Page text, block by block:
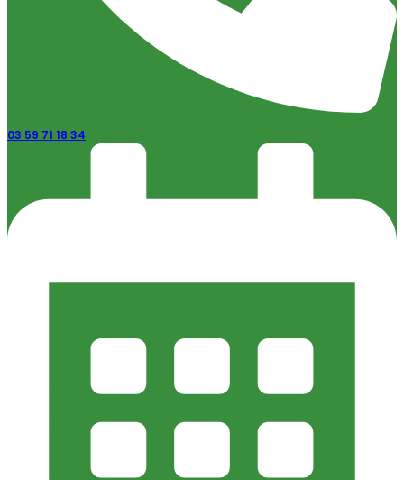
03 59 71 18 34